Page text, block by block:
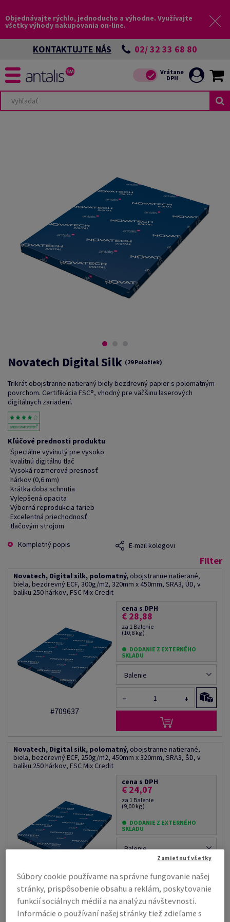
Objednávajte rýchlo, jednoducho a výhodne. Využívajte
všetky výhody nakupovania on-line.
KONTAKTUJTE NÁS 02/ 32 33 68 80
Novatech Digital Silk (29 Položiek)
Trikrát obojstranne natieraný biely bezdrevný papier s polomatným
povrchom. Certifikácia FSC®, vhodný pre väčšinu laserových
digitálnych zariadení.
Kľúčové prednosti produktu
Śpeciálne vyvinutý pre vysoko
kvalitnú digitálnu tlač
Vysoká rozmerová presnosť
hárkov (0,6 mm)
Krátka doba schnutia
Vylepšená opacita
Výborná reprodukcia farieb
Excelentná priechodnosť
tlačovým strojom
Kompletný popis
E-mail kolegovi
Filter
Novatech, Digital silk, polomatný, obojstranne natierané,
biela, bezdrevný ECF, 300g/m2, 320mm x 450mm, SRA3, ÚD, v
balíku 250 hárkov, FSC Mix Credit
#709637
cena s DPH
€ 28,88
za 1 Balenie
(10,8 kg )
DODANIE Z EXTERNÉHO
SKLADU
Balenie
− +
Novatech, Digital silk, polomatný, obojstranne natierané,
biela, bezdrevný ECF, 250g/m2, 450mm x 320mm, SRA3, ŠD, v
balíku 250 hárkov, FSC Mix Credit
#559135
cena s DPH
€ 24,07
za 1 Balenie
(9,00 kg )
DODANIE Z EXTERNÉHO
SKLADU
Balenie
+
Súbory cookie používame na správne fungovanie našej
stránky, prispôsobenie obsahu a reklám, poskytovanie
funkcií sociálnych médií a na analýzu návštevnosti.
Informácie o používaní našej stránky tiež zdieľame s
Zamietnuť všetky